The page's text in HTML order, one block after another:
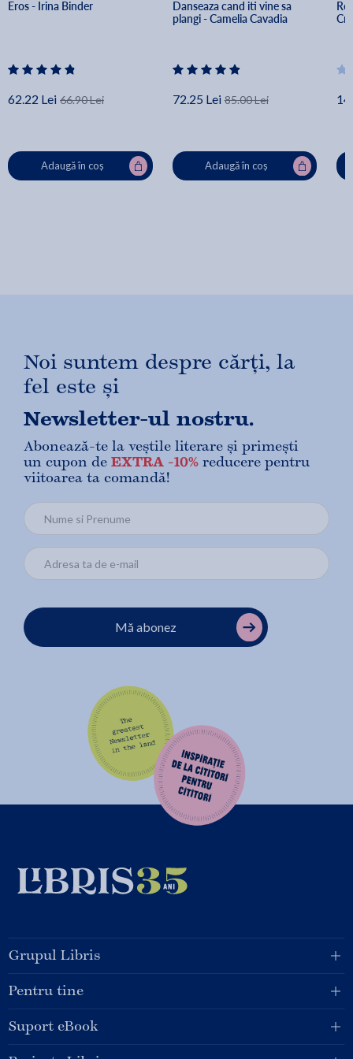
Eros - Irina Binder
62.22 Lei 66.90 Lei
Adaugă în coș
Danseaza cand iti vine sa
plangi - Camelia Cavadia
72.25 Lei 85.00 Lei
Adaugă în coș
Noi suntem despre cărți, la
fel este și
Newsletter-ul nostru.
Abonează-te la veștile literare și primești
un cupon de EXTRA -10% reducere pentru
viitoarea ta comandă!
Mă abonez
Grupul Libris
Pentru tine
Suport eBook